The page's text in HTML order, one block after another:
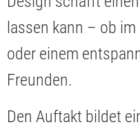
lassen kann – ob
oder einem
Freunden.
Den Auftakt bildet